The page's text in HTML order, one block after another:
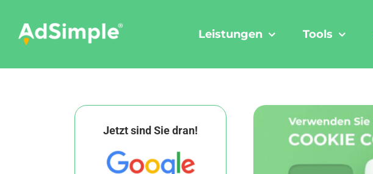
content
Leistungen Tools
Jetzt sind Sie dran!